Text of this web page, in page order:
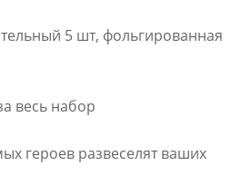
5 шт, фольгированная
весь набор
героев развеселят ваших